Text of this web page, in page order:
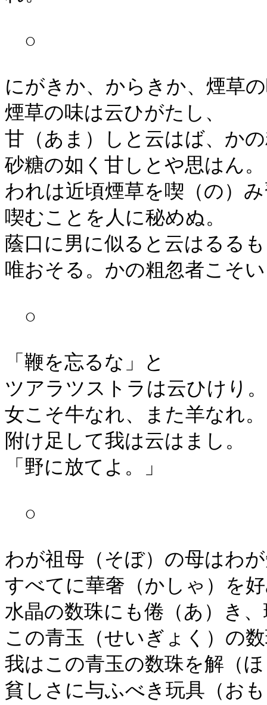
○
にがきか、からきか、煙草
煙草の味は云ひがたし、
甘（あま）しと云はば、か
砂糖の如く甘しとや思はん。
われは近頃煙草を喫（の）
喫むことを人に秘めぬ。
蔭口に男に似ると云はるる
唯おそる。かの粗忽者こそ
○
「鞭を忘るな」と
ツアラツストラは云ひけり。
女こそ牛なれ、また羊なれ。
附け足して我は云はまし。
「野に放てよ。」
○
わが祖母（そぼ）の母はわ
すべてに華奢（かしゃ）を
水晶の数珠にも倦（あ）き
この青玉（せいぎょく）の
我はこの青玉の数珠を解（
貧しさに与ふべき玩具（お